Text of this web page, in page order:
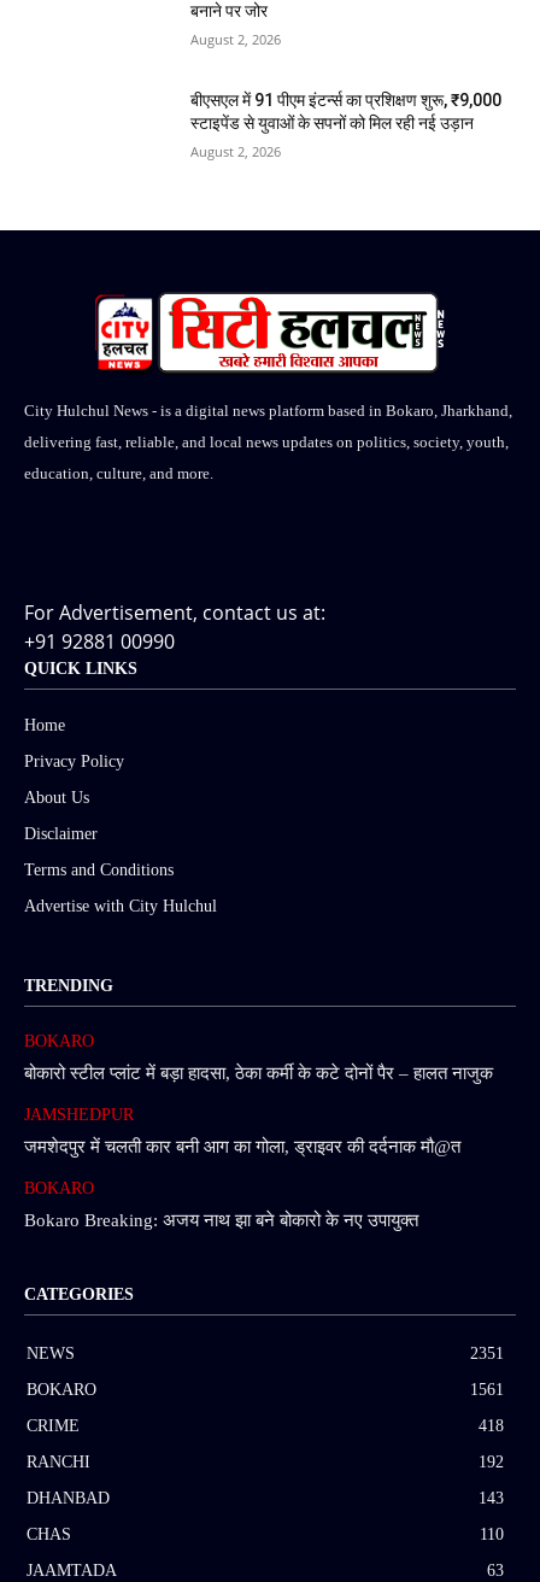
बनाने पर जोर
August 2, 2026
बीएसएल में 91 पीएम इंटर्न्स का प्रशिक्षण शुरू, ₹9,000
स्टाइपेंड से युवाओं के सपनों को मिल रही नई उड़ान
August 2, 2026
City Hulchul News - is a digital news platform based in Bokaro, Jharkhand,
delivering fast, reliable, and local news updates on politics, society, youth,
education, culture, and more.
For Advertisement, contact us at:
+91 92881 00990
QUICK LINKS
Home
Privacy Policy
About Us
Disclaimer
Terms and Conditions
Advertise with City Hulchul
TRENDING
BOKARO
बोकारो स्टील प्लांट में बड़ा हादसा, ठेका कर्मी के कटे दोनों पैर – हालत नाजुक
JAMSHEDPUR
जमशेदपुर में चलती कार बनी आग का गोला, ड्राइवर की दर्दनाक मौ@त
BOKARO
Bokaro Breaking: अजय नाथ झा बने बोकारो के नए उपायुक्त
CATEGORIES
NEWS
2351
BOKARO
1561
CRIME
418
RANCHI
192
DHANBAD
143
CHAS
110
JAAMTADA
63